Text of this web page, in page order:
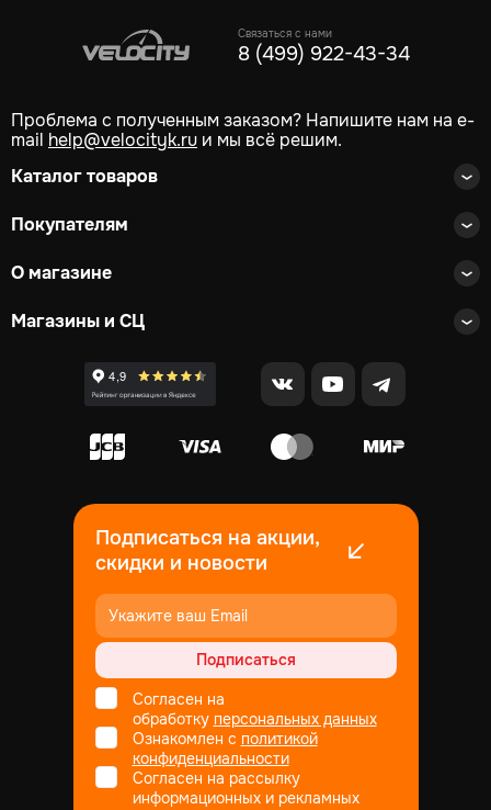
Связаться с нами
8 (499) 922-43-34
Проблема с полученным заказом? Напишите нам на e-
mail help@velocityk.ru и мы всё решим.
Каталог товаров
Покупателям
О магазине
Магазины и СЦ
Подписаться на акции,
скидки и новости
Подписаться
Согласен на
обработку персональных данных
Ознакомлен с политикой
конфиденциальности
Согласен на рассылку
информационных и рекламных